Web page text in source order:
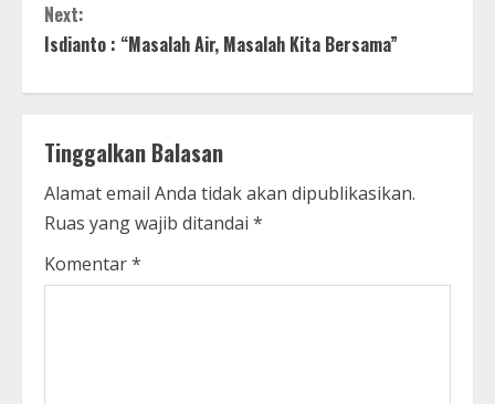
Next:
Isdianto : “Masalah Air, Masalah Kita Bersama”
Tinggalkan Balasan
Alamat email Anda tidak akan dipublikasikan.
Ruas yang wajib ditandai *
Komentar*